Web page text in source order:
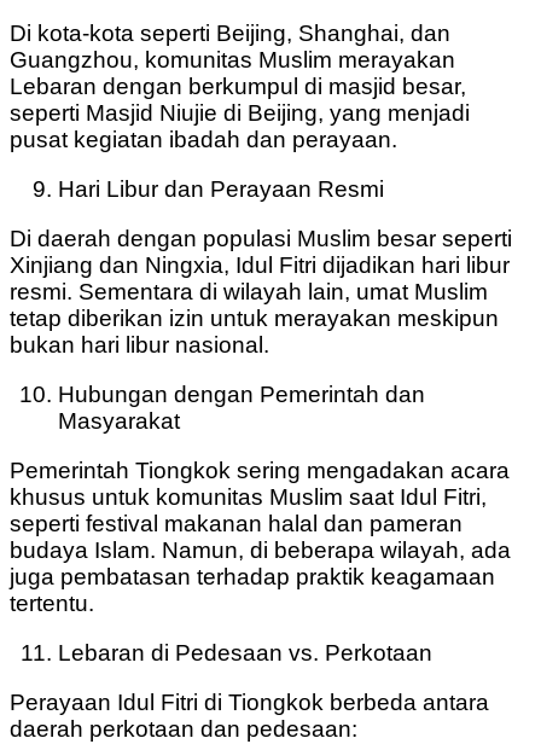
Di kota-kota seperti Beijing, Shanghai, dan
Guangzhou, komunitas Muslim merayakan
Lebaran dengan berkumpul di masjid besar,
seperti Masjid Niujie di Beijing, yang menjadi
pusat kegiatan ibadah dan perayaan.
Hari Libur dan Perayaan Resmi
Di daerah dengan populasi Muslim besar seperti
Xinjiang dan Ningxia, Idul Fitri dijadikan hari libur
resmi. Sementara di wilayah lain, umat Muslim
tetap diberikan izin untuk merayakan meskipun
bukan hari libur nasional.
Hubungan dengan Pemerintah dan
Masyarakat
Pemerintah Tiongkok sering mengadakan acara
khusus untuk komunitas Muslim saat Idul Fitri,
seperti festival makanan halal dan pameran
budaya Islam. Namun, di beberapa wilayah, ada
juga pembatasan terhadap praktik keagamaan
tertentu.
Lebaran di Pedesaan vs. Perkotaan
Perayaan Idul Fitri di Tiongkok berbeda antara
daerah perkotaan dan pedesaan: